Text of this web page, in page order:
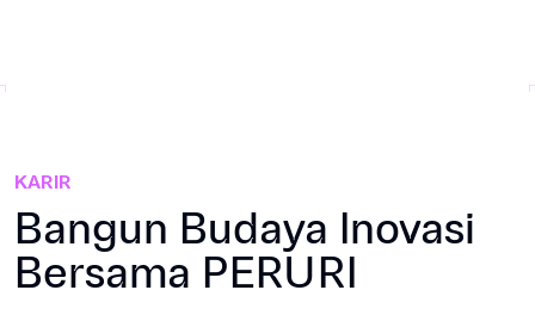
KARIR
Bangun Budaya Inovasi
Bersama PERURI